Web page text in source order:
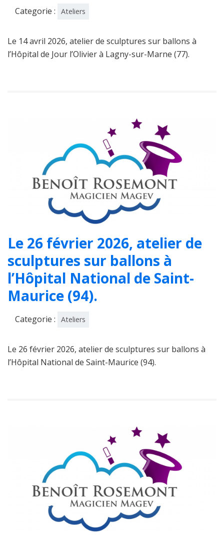
Categorie : Ateliers
Le 14 avril 2026, atelier de sculptures sur ballons à
l’Hôpital de Jour l’Olivier à Lagny-sur-Marne (77).
Le 26 février 2026, atelier de
sculptures sur ballons à
l’Hôpital National de Saint-
Maurice (94).
Categorie : Ateliers
Le 26 février 2026, atelier de sculptures sur ballons à
l’Hôpital National de Saint-Maurice (94).